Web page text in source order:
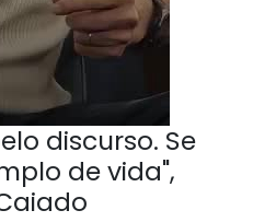
discurso. Se
de vida",